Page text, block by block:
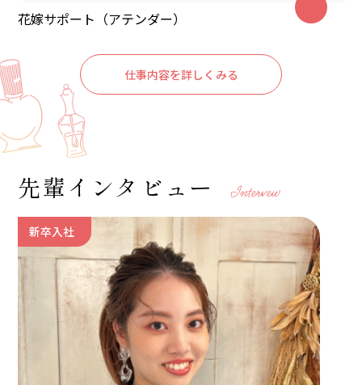
花嫁サポート（アテンダー）
仕事内容を詳しくみる
先輩インタビュー Intervew
新卒入社